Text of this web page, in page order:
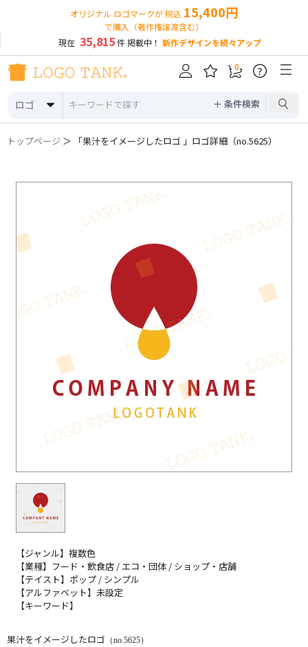
オリジナル ロゴマークが 税込 15,400円
で購入（著作権譲渡含む）
現在 35,815件 掲載中！ 新作デザインを続々アップ
ロゴ ＋ 条件検索
0 ?
トップページ ＞ 「果汁をイメージしたロゴ 」ロゴ詳細（no.5625）
【ジャンル】複数色
【業種】フード・飲食店 / エコ・団体 / ショップ・店舗
【テイスト】ポップ / シンプル
【アルファベット】未設定
【キーワード】
果汁をイメージしたロゴ （no.5625）